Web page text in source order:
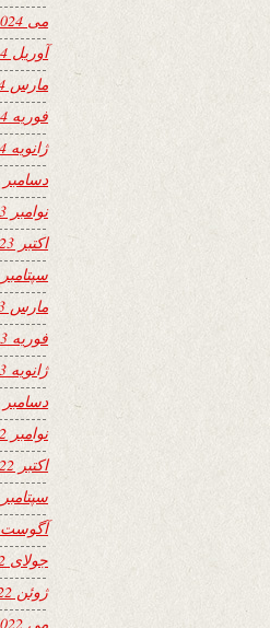
می 2024
آوریل 2024
مارس 2024
فوریه 2024
ژانویه 2024
دسامبر 2023
نوامبر 2023
اکتبر 2023
سپتامبر 2023
مارس 2023
فوریه 2023
ژانویه 2023
دسامبر 2022
نوامبر 2022
اکتبر 2022
سپتامبر 2022
آگوست 2022
جولای 2022
ژوئن 2022
می 2022